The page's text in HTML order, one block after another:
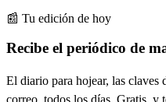
📰 Tu edición de hoy
Recibe el periódico de
El diario para hojear, las
correo, todos los días. Gratis, y